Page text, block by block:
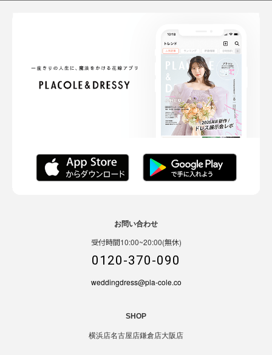
お問い合わせ
受付時間10:00~20:00(無休)
0120-370-090
weddingdress@pla-cole.co
SHOP
横浜店名古屋店鎌倉店大阪店